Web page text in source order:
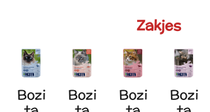
Zakjes
Bozi Bozi Bozi Bozi